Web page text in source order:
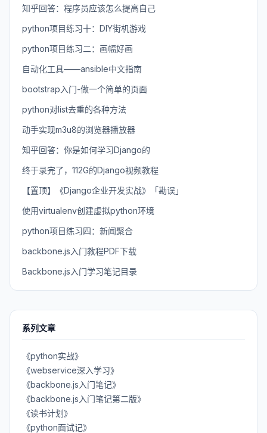
知乎回答：程序员应该怎么提高自己
python项目练习十：DIY街机游戏
python项目练习二：画幅好画
自动化工具——ansible中文指南
bootstrap入门-做一个简单的页面
python对list去重的各种方法
动手实现m3u8的浏览器播放器
知乎回答：你是如何学习Django的
终于录完了，112G的Django视频教程
【置顶】《Django企业开发实战》「勘误」
使用virtualenv创建虚拟python环境
python项目练习四：新闻聚合
backbone.js入门教程PDF下载
Backbone.js入门学习笔记目录
系列文章
《python实战》
《webservice深入学习》
《backbone.js入门笔记》
《backbone.js入门笔记第二版》
《读书计划》
《python面试记》